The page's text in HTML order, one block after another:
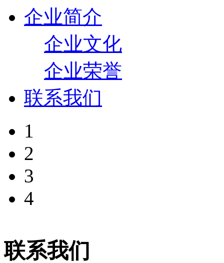
企业简介
企业文化
企业荣誉
联系我们
1
2
3
4
联系我们